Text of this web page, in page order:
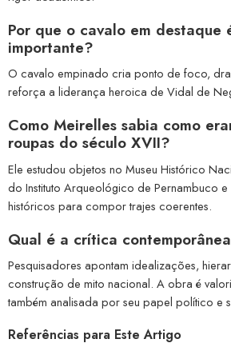
Por que o cavalo em destaque
importante?
O cavalo empinado cria ponto de foco,
reforça a liderança heroica de Vidal de
Como Meirelles sabia como
roupas do século XVII?
Ele estudou objetos no Museu Histórico
do Instituto Arqueológico de Pernambuco e
históricos para compor trajes coerentes.
Qual é a crítica
Pesquisadores apontam idealizações,
construção de mito nacional. A obra é
também analisada por seu papel político e
Referências para Este Artigo